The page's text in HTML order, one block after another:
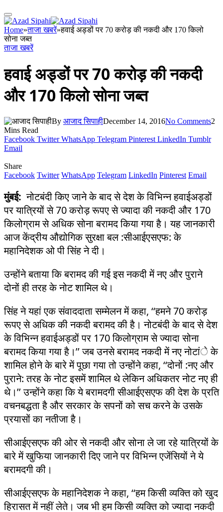
Home»ताजा खबरें»हवाई अड्डों पर 70 करोड़ की नकदी और 170 किलो
सोना जब्त
ताजा खबरें
हवाई अड्डों पर 70 करोड़ की नकदी
और 170 किलो सोना जब्त
By आजाद सिपाहीDecember 14, 2016No Comments2
Mins Read
Facebook Twitter WhatsApp Telegram Pinterest LinkedIn Tumblr
Email
Share
Facebook Twitter WhatsApp Telegram LinkedIn Pinterest Email
मुंबई: नोटबंदी किए जाने के बाद से देश के विभिन्न हवाईअड्डों
पर यात्रियों से 70 करोड़ रूपए से ज्यादा की नकदी और 170
किलोग्राम से अधिक सोना बरामद किया गया है। यह जानकारी
आज केंद्रीय औद्योगिक सुरक्षा बल :सीआईएसएफ: के
महानिदेशक ओ पी सिंह ने दी।
उन्होंने बताया कि बरामद की गई इस नकदी में नए और पुराने
दोनों ही तरह के नोट शामिल थे।
सिंह ने यहां एक संवाददाता सम्मेलन में कहा, ‘‘हमने 70 करोड़
रूपए से अधिक की नकदी बरामद की है। नोटबंदी के बाद से देश
के विभिन्न हवाईअड्डों पर 170 किलोग्राम से ज्यादा सोना
बरामद किया गया है।’’ जब उनसे बरामद नकदी में नए नोटांे के
शामिल होने के बारे में पूछा गया तो उन्होंने कहा, ‘‘दोनों :नए और
पुराने: तरह के नोट इसमें शामिल थे लेकिन अधिकतर नोट नए ही
थे।’’ उन्होंने कहा कि ये बरामदगी सीआईएसएफ की देश के प्रति
वचनबद्धता है और सरकार के सपनों को सच करने के उसके
प्रयासों का नतीजा है।
सीआईएसएफ की ओर से नकदी और सोना ले जा रहे यात्रियों के
बारे में खुफिया जानकारी दिए जाने पर विभिन्न एजेंसियों ने ये
बरामदगी की।
सीआईएसएफ के महानिदेशक ने कहा, ‘‘हम किसी व्यक्ति को खुद
हिरासत में नहीं लेते। जब भी हम किसी व्यक्ति को ज्यादा नकदी